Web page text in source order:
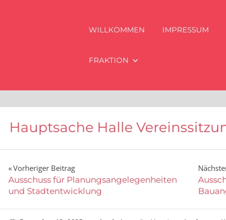
WILLKOMMEN IMPRESSUM
FRAKTION
Hauptsache Halle
Beitragsnavigation
Vorheriger Beitrag
Ausschuss für Planungsangelegenheiten
und Stadtentwicklung